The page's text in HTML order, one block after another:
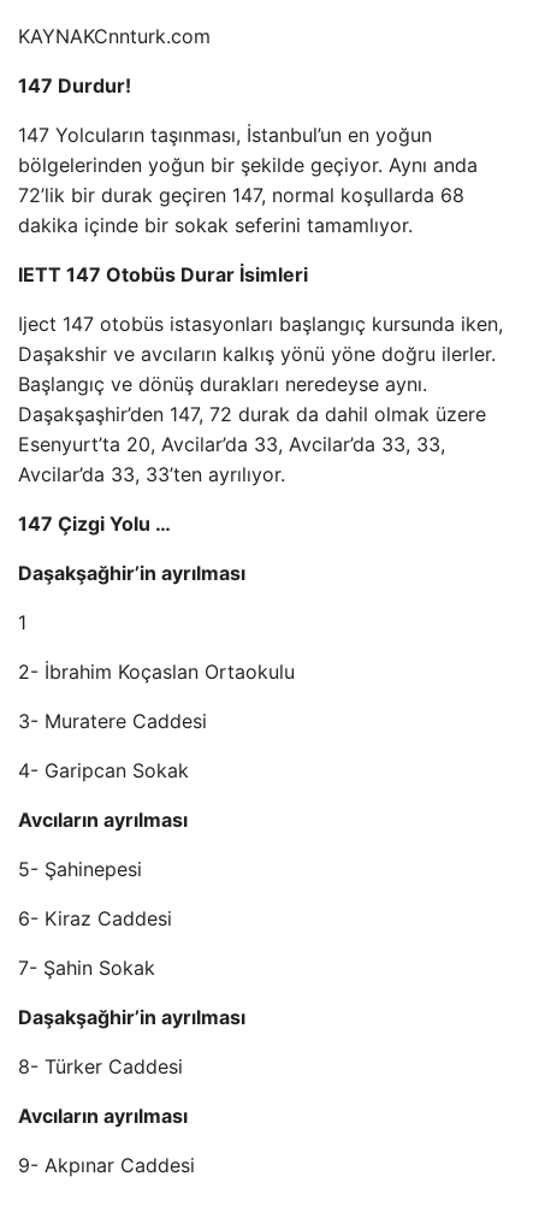
KAYNAKCnnturk.com
147 Durdur!
147 Yolcuların taşınması, İstanbul’un en yoğun
bölgelerinden yoğun bir şekilde geçiyor. Aynı anda
72’lik bir durak geçiren 147, normal koşullarda 68
dakika içinde bir sokak seferini tamamlıyor.
IETT 147 Otobüs Durar İsimleri
Iject 147 otobüs istasyonları başlangıç ​​kursunda iken,
Daşakshir ve avcıların kalkış yönü yöne doğru ilerler.
Başlangıç ​​ve dönüş durakları neredeyse aynı.
Daşakşaşhir’den 147, 72 durak da dahil olmak üzere
Esenyurt’ta 20, Avcilar’da 33, Avcilar’da 33, 33,
Avcilar’da 33, 33’ten ayrılıyor.
147 Çizgi Yolu …
Daşakşağhir’in ayrılması
1
2- İbrahim Koçaslan Ortaokulu
3- Muratere Caddesi
4- Garipcan Sokak
Avcıların ayrılması
5- Şahinepesi
6- Kiraz Caddesi
7- Şahin Sokak
Daşakşağhir’in ayrılması
8- Türker Caddesi
Avcıların ayrılması
9- Akpınar Caddesi